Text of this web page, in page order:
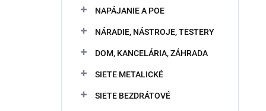
NAPÁJANIE A POE
NÁRADIE, NÁSTROJE, TESTERY
DOM, KANCELÁRIA, ZÁHRADA
SIETE METALICKÉ
SIETE BEZDRÁTOVÉ